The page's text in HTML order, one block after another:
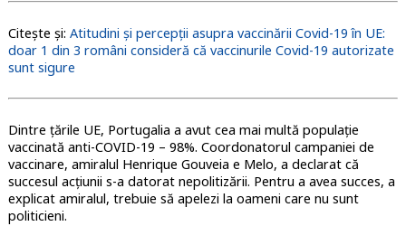
Citește și: Atitudini și percepții asupra vaccinării Covid-19 în UE:
doar 1 din 3 români consideră că vaccinurile Covid-19 autorizate
sunt sigure
Dintre țările UE, Portugalia a avut cea mai multă populație
vaccinată anti-COVID-19 – 98%. Coordonatorul campaniei de
vaccinare, amiralul Henrique Gouveia e Melo, a declarat că
succesul acțiunii s-a datorat nepolitizării. Pentru a avea succes, a
explicat amiralul, trebuie să apelezi la oameni care nu sunt
politicieni.